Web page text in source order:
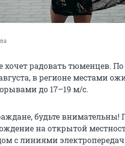
хочет радовать тюменцев.
в регионе местами
до 17–19 м/с.
будьте внимательны!
на открытой
с линиями